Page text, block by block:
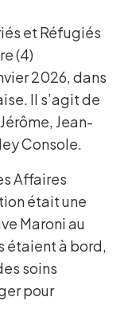
et Réfugiés
(4)
2026, dans
Il s’agit de
Jean-
Console.
Affaires
était une
Maroni au
étaient à bord,
soins
pour